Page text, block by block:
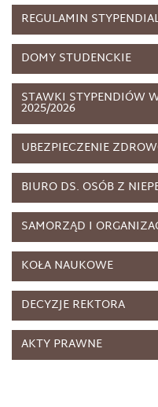
REGULAMIN
DOMY STUDENCKIE
STAWKI STYPENDIÓW
2025/2026
UBEZPIECZENIE
BIURO DS. OSÓB Z
SAMORZĄD I
KOŁA NAUKOWE
DECYZJE REKTORA
AKTY PRAWNE